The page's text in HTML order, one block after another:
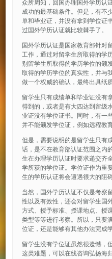
众所周知，回国办理国外学历认
成功的最基础条件。但是，有不
单和毕业证，并没有拿到学位证
过国外学历认证就比较棘手了。
国外学历认证是国家教育部针对
工作，通过对留学生所取得的学
别留学生所取得的学历学位的颁
取得的学历学位的真实性，并与
做一个权威的确认，最终出具纸
留学生只有成绩单和毕业证没有
得到的，或者是有大四达到留级
业证没有学位证书。同时，有一
并不能颁发学位证，例如远程教
但是，需要说明的是留学生只有
话，是不在教育部认证范围之内
生在办理学历认证时要求递交齐
学所获的学位证。学位证作为重
生的学历认证将会遭遇很大的阻碍
当然，国外学历认证不仅是考察
性以及有效性，还会对留学生国
方式、授予标准、授课地点、授
类型等等进行考察。所以，只要
位证，还是能够有其他办法完成
留学生没有学位证虽然很遗憾，
这类难题，可以在线咨询弘扬海